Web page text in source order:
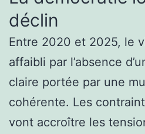
déclin
Entre 2020 et 2025, le
affaibli par l’absence
claire portée par une
cohérente. Les
vont accroître les